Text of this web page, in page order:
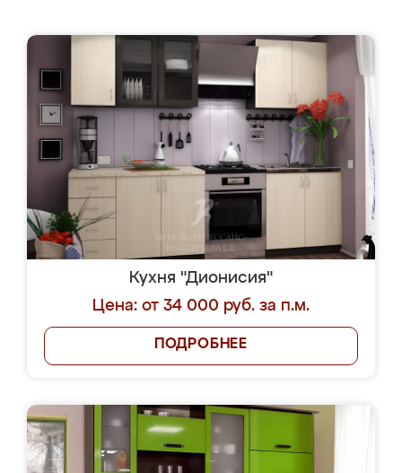
Кухня "Дионисия"
Цена: от 34 000 руб. за п.м.
ПОДРОБНЕЕ